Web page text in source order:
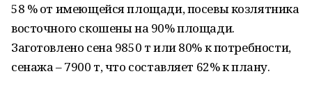
58 % от имеющейся площади, посевы козлятника
восточного скошены на 90% площади.
Заготовлено сена 9850 т или 80% к потребности,
сенажа – 7900 т, что составляет 62% к плану.